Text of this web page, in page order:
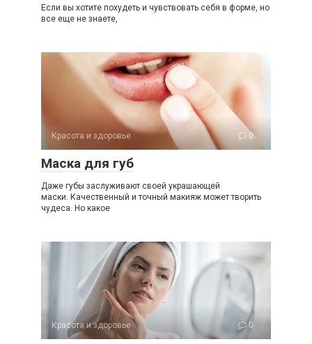
Если вы хотите похудеть и чувствовать себя в форме, но
все еще не знаете,
Красота и здоровье 0
Маска для губ
Даже губы заслуживают своей украшающей
маски. Качественный и точный макияж может творить
чудеса. Но какое
Красота и здоровье 0